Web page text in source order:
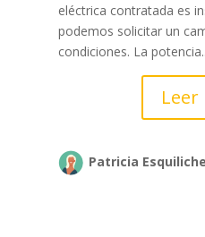
eléctrica contratada es
podemos solicitar un
condiciones.​ La
Leer
Patricia Esquiliche